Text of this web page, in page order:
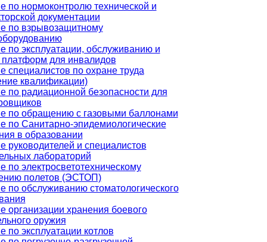
по нормоконтролю технической и
документации
по взрывозащитному
по эксплуатации, обслуживанию и
платформ для инвалидов
специалистов по охране труда
квалификации)
по радиационной безопасности для
по обращению с газовыми баллонами
по Санитарно-эпидемиологические
в образовании
руководителей и специалистов
лабораторий
по электросветотехническому
полетов (ЭСТОП)
по обслуживанию стоматологического
организации хранения боевого
оружия
по эксплуатации котлов